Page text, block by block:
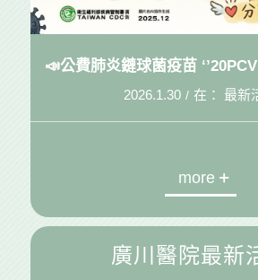
📣公費肺炎鏈球菌疫苗
2026.1.30 / 在： 最新
more
廣川醫院最新